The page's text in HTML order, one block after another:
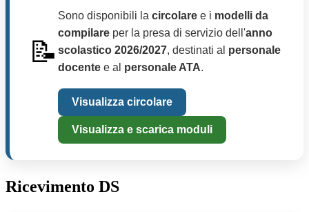
📝
Sono disponibili la circolare e i modelli da
compilare per la presa di servizio dell'anno
scolastico 2026/2027, destinati al personale
docente e al personale ATA.
Visualizza circolare
Visualizza e scarica moduli
Ricevimento DS